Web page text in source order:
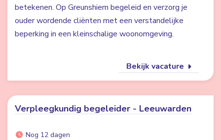
betekenen. Op Greunshiem begeleid en verzorg je
ouder wordende cliënten met een verstandelijke
beperking in een kleinschalige woonomgeving.
Bekijk vacature
Verpleegkundig begeleider - Leeuwarden
Nog 12 dagen